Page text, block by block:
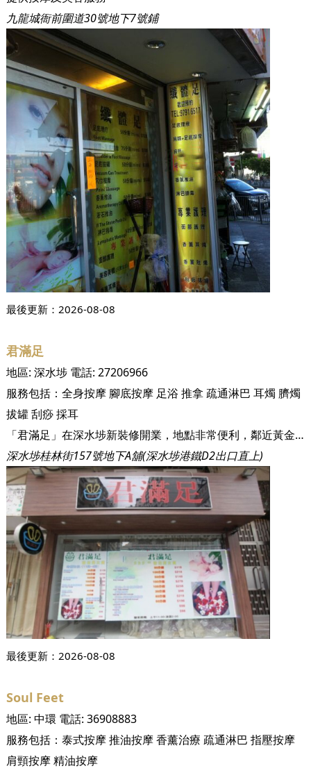
九龍城衙前圍道30號地下7號鋪
最後更新： 2026-08-08
君滿足
地區: 深水埗電話: 27206966
服務包括： 全身按摩 腳底按摩 足浴 推拿疏通淋巴 耳燭 臍燭
拔罐刮痧採耳
「君滿足」在深水埗新裝修開業，地點非常便利，鄰近黃金電腦商場／高登廣場，從地鐵站D2出口一出直行，也只需要3分鐘。加上價錢合理，技師專業，地方企理舒適，自開業以來，已吸引不少區內外的客人不斷光顧。
深水埗桂林街157號地下A舖(深水埗港鐵D2出口直上)
最後更新： 2026-08-08
Soul Feet
地區: 中環 電話: 36908883
服務包括： 泰式按摩推油按摩香薰治療 疏通淋巴 指壓按摩
肩頸按摩精油按摩